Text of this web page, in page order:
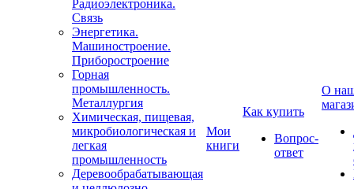
Радиоэлектроника.
Связь
Энергетика.
Машиностроение.
Приборостроение
Горная
промышленность.
Металлургия
Химическая, пищевая,
микробиологическая и
легкая
промышленность
Деревообрабатывающая
Мои
книги
Как купить
Вопрос-
ответ
О